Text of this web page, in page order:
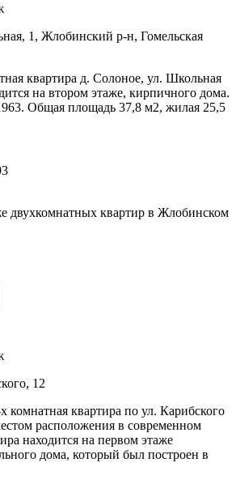
1, Жлобинский р-н, Гомельская
квартира д. Солоное, ул. Школьная
на втором этаже, кирпичного дома.
Общая площадь 37,8 м2, жилая 25,5
двухкомнатных квартир в Жлобинском
12
комнатная квартира по ул. Карибского
расположения в современном
находится на первом этаже
дома, который был построен в